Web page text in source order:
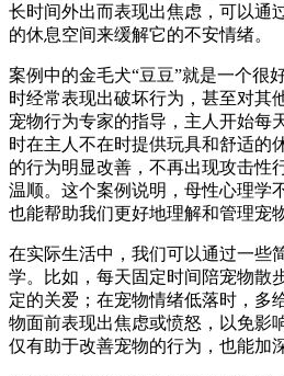
长时间外出而表现出焦虑，可以通
的休息空间来缓解它的不安情绪。
案例中的金毛犬“豆豆”就是一个很
时经常表现出破坏行为，甚至对其
宠物行为专家的指导，主人开始每
时在主人不在时提供玩具和舒适的
的行为明显改善，不再出现攻击性
温顺。这个案例说明，母性心理学
也能帮助我们更好地理解和管理宠
在实际生活中，我们可以通过一些
学。比如，每天固定时间陪宠物散
定的关爱；在宠物情绪低落时，多
物面前表现出焦虑或愤怒，以免影
仅有助于改善宠物的行为，也能加